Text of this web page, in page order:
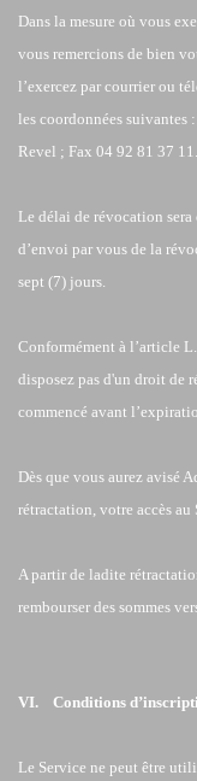
Dans la mesure où vous
vous remercions de bien
l’exercez par courrier ou
les coordonnées suivantes
Revel ; Fax 04 92 81 37 11.
Le délai de révocation sera
d’envoi par vous de la
sept (7) jours.
Conformément à l’article
disposez pas d'un droit de
commencé avant
Dès que vous aurez avisé
rétractation, votre accès au
A partir de ladite
rembourser des sommes
VI. Conditions
Le Service ne peut être